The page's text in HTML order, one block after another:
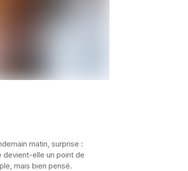
matin, surprise :
devient-elle un point de
mais bien pensé.